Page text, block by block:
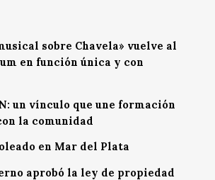
sobre Chavela» vuelve al
en función única y con
un vínculo que une formación
la comunidad
en Mar del Plata
aprobó la ley de propiedad